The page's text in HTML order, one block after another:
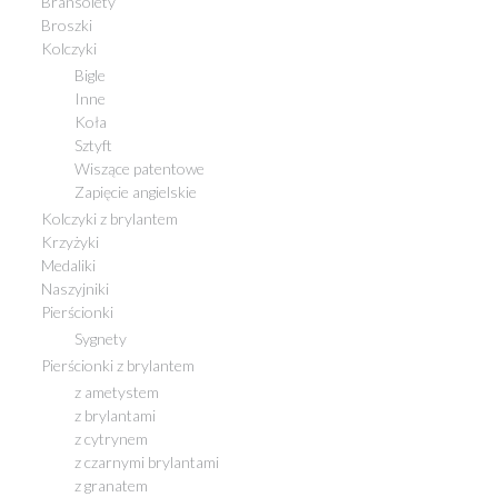
Broszki
Kolczyki
Bigle
Inne
Koła
Sztyft
Wiszące patentowe
Zapięcie angielskie
Kolczyki z brylantem
Krzyżyki
Medaliki
Naszyjniki
Pierścionki
Sygnety
Pierścionki z brylantem
z ametystem
z brylantami
z cytrynem
z czarnymi brylantami
z granatem